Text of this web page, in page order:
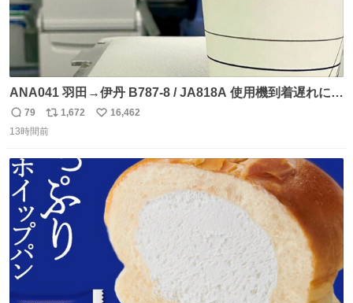
ANA041 羽田→伊丹 B787-8 / JA818A 使用機到着遅れにつ
き 「安全に支障ない範囲で1分1秒でも遅延回復に努めてお
ります」と機長の気合い十分！ が、フライトは順調に進み
じられております」 でコンソメスープ吹き出しそうになり
ましたw
返
信
79
リ
ポ
数
1,672
い
16,462
13時間前